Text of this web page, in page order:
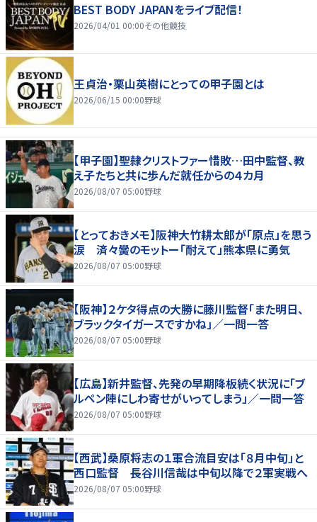
BEST BODY JAPANをライブ配信！
2026/04/01 00:00その他競技
王貞治・栗山英樹にとっての甲子園とは
2026/06/15 00:00野球
【甲子園】聖隷クリストファー惜敗…田中監督、教
え子たちと共に歩んだ就任からの４カ月
2026/08/07 05:00野球
【とっておきメモ】阪神大竹耕太郎が「原点」を思う
涙 済々黌のモットー「耐えて」熊本県に勇気
2026/08/07 05:00野球
【阪神】２ケタ得点の大勝に藤川監督「また明日、
ブラックタイガースですかね」／一問一答
2026/08/07 05:00野球
【広島】新井監督、先発の早期降板続く状況に「ブ
ルペン陣にしわ寄せがいってしまう」／一問一答
2026/08/07 05:00野球
【西武】桑原将志の１軍合流目安は「８月中旬」と
西口監督 長谷川信哉は中旬以降で２軍実戦へ
2026/08/07 05:00野球